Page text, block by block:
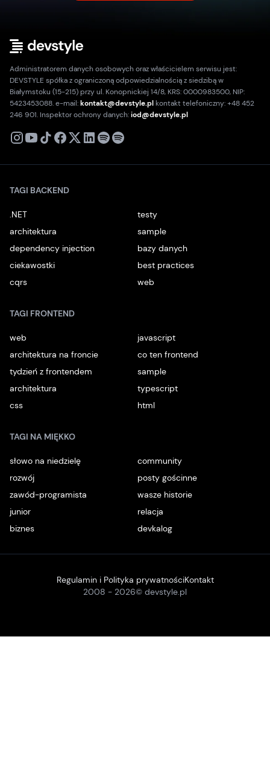
Administratorem danych osobowych oraz właścicielem serwisu jest:
DEVSTYLE spółka z ograniczoną odpowiedzialnością z siedzibą w
Białymstoku (15-215) przy ul. Konopnickiej 14/8, KRS: 0000983500, NIP:
5423453088. e-mail:kontakt@devstyle.plkontakt telefoniczny: +48 452
246 901. Inspektor ochrony danych:iod@devstyle.pl
X
TAGI BACKEND
.NET
testy
architektura
sample
dependency injection
bazy danych
ciekawostki
best practices
cqrs
web
TAGI FRONTEND
web
javascript
architektura na froncie
co ten frontend
tydzień z frontendem
sample
architektura
typescript
css
html
TAGI NA MIĘKKO
słowo na niedzielę
community
rozwój
posty gościnne
zawód-programista
wasze historie
junior
relacja
biznes
devkalog
2008 - 2026© devstyle.pl
Regulamin i Polityka prywatnościKontakt